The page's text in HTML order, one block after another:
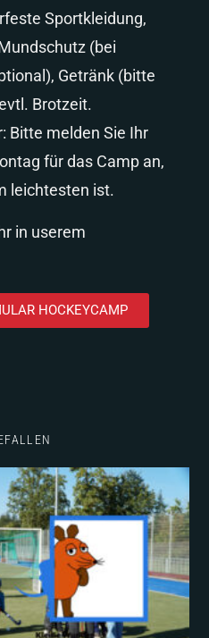
Sportkleidung,
(bei
Getränk (bitte
Brotzeit.
Bitte melden Sie Ihr
für das Camp an,
leichtesten ist.
in userem
HOCKEYCAMP